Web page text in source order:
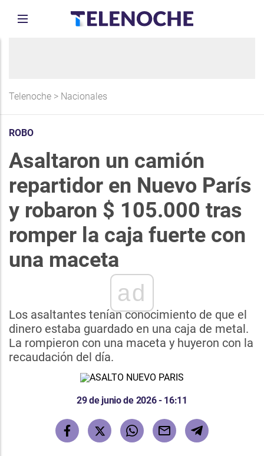
Telenoche > Nacionales
ROBO
Asaltaron un camión
repartidor en Nuevo París
y robaron $ 105.000 tras
romper la caja fuerte con
una maceta
ad
Los asaltantes tenían conocimiento de que el
dinero estaba guardado en una caja de metal.
La rompieron con una maceta y huyeron con la
recaudación del día.
29 de junio de 2026 - 16:11